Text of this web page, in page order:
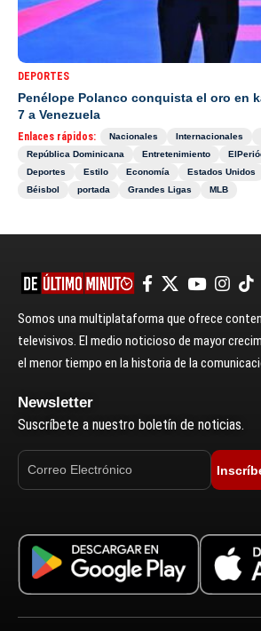
DEPORTES
Penélope Polanco conquista el oro en
7 a Venezuela
Enlaces rápidos: Nacionales Internacionales
República Dominicana
Entretenimiento
Deportes
Estilo Economía Estados Unidos
Béisbol
portada Grandes Ligas MLB
Somos una multiplataforma que ofrece
televisivos. El medio noticioso de mayor
el menor tiempo en la historia de la
Newsletter
Suscríbete a nuestro boletín de noticias.